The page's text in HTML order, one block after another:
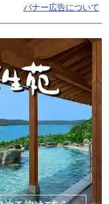
バナー広告について